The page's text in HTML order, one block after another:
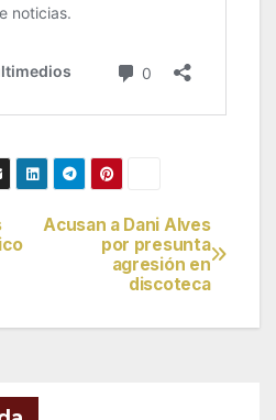
Acusan a Dani Alves
por presunta
agresión en
discoteca